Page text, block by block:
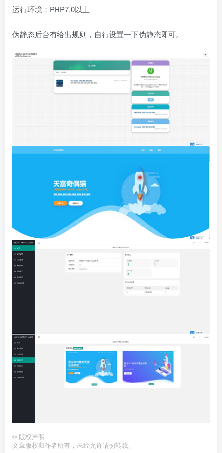
运行环境：PHP7.0以上
伪静态后台有给出规则，自行设置一下伪静态即可。
© 版权声明
文章版权归作者所有，未经允许请勿转载。